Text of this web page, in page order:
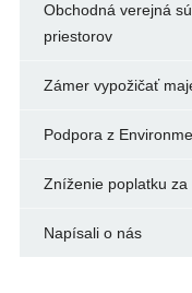
Obchodná verejná
priestorov
Zámer vypožičať
Podpora z
Zníženie poplatku
Napísali o nás